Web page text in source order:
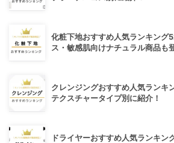
化粧下地おすすめ人気ランキング
ス・敏感肌向けナチュラル商品も
クレンジングおすすめ人気ランキ
テクスチャータイプ別に紹介！
ドライヤーおすすめ人気ランキン